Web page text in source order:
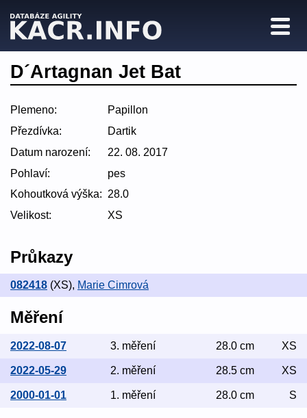
D´Artagnan Jet Bat
Plemeno:
Papillon
Přezdívka:
Dartik
Datum narození:
22. 08. 2017
Pohlaví:
pes
Kohoutková výška: 28.0
Velikost:
XS
Průkazy
082418 (XS), Marie Cimrová
Měření
2022-08-07 3. měření 28.0 cm XS
2022-05-29 2. měření 28.5 cm XS
2000-01-01 1. měření 28.0 cm S